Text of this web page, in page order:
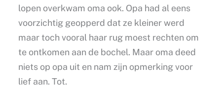
lopen overkwam oma ook. Opa had al eens
voorzichtig geopperd dat ze kleiner werd
maar toch vooral haar rug moest rechten om
te ontkomen aan de bochel. Maar oma deed
niets op opa uit en nam zijn opmerking voor
lief aan. Tot.